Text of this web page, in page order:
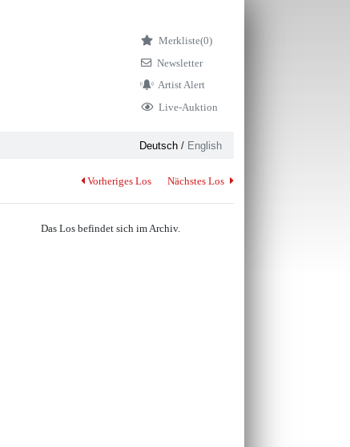
Merkliste(0)
Newsletter
Artist Alert
Live-Auktion
Deutsch/ English
Vorheriges Los Nächstes Los
Das Los befindet sich im Archiv.